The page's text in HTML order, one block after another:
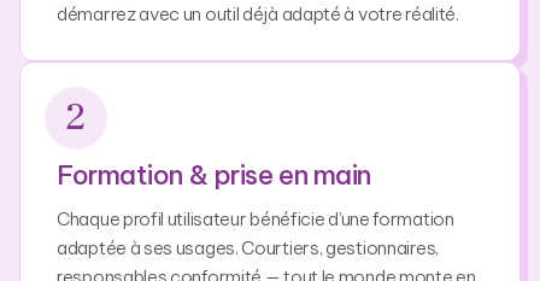
démarrez avec un outil déjà adapté à votre réalité.
2
Formation & prise en main
Chaque profil utilisateur bénéficie d’une formation
adaptée à ses usages. Courtiers, gestionnaires,